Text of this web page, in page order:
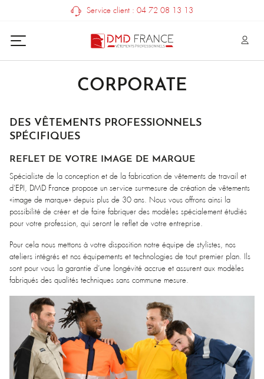
Service client : 04 72 08 13 13
CORPORATE
DES VÊTEMENTS PROFESSIONNELS
SPÉCIFIQUES
REFLET DE VOTRE IMAGE DE MARQUE
Spécialiste de la conception et de la fabrication de vêtements de travail et
d’EPI, DMD France propose un service sur-mesure de création de vêtements
«image de marque» depuis plus de 30 ans. Nous vous offrons ainsi la
possibilité de créer et de faire fabriquer des modèles spécialement étudiés
pour votre profession, qui seront le reflet de votre entreprise.
Pour cela nous mettons à votre disposition notre équipe de stylistes, nos
ateliers intégrés et nos équipements et technologies de tout premier plan. Ils
sont pour vous la garantie d’une longévité accrue et assurent aux modèles
fabriqués des qualités techniques sans commune mesure.